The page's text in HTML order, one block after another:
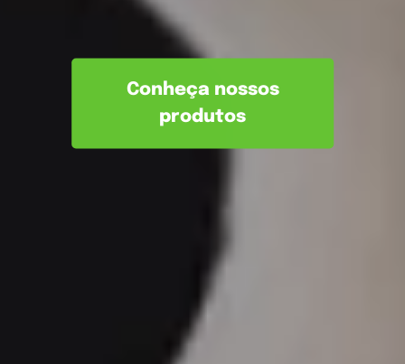
Conheça nossos
produtos